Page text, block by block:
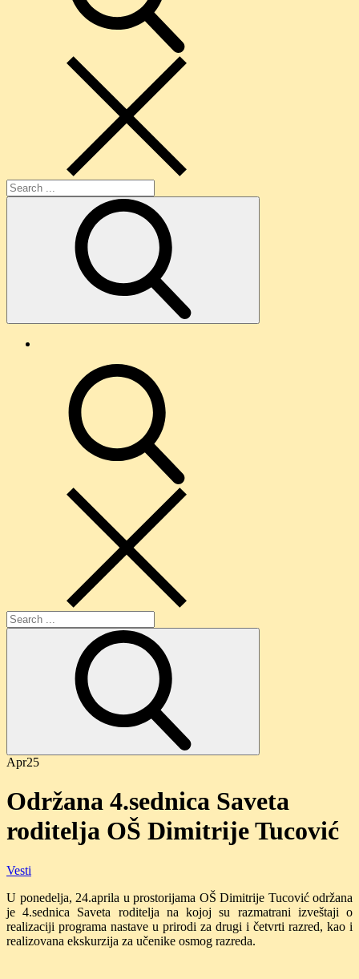
Search
for:
Search
for:
Apr25
Održana 4.sednica Saveta
roditelja OŠ Dimitrije Tucović
Vesti
U ponedelja, 24.aprila u prostorijama OŠ Dimitrije Tucović održana
je 4.sednica Saveta roditelja na kojoj su razmatrani izveštaji o
realizaciji programa nastave u prirodi za drugi i četvrti razred, kao i
realizovana ekskurzija za učenike osmog razreda.